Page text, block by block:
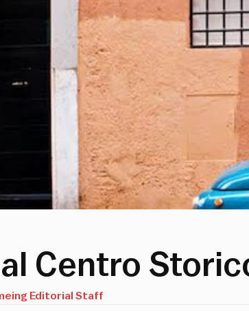
Centro
Editorial Staff